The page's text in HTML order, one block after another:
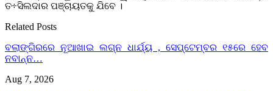
ତ÷ସିଲଦାର ପଞ୍ଚାୟତକୁ ଯିବେ ।
Related Posts
ବଲାଙ୍ଗିରରେ ନୂଆଖାଇ ଲଗ୍ନ ଧାର୍ଯ୍ୟ , ସେପ୍ଟେମ୍ବର ୧୫ରେ ହେବ
ନବାନ୍ନ…
Aug 7, 2026